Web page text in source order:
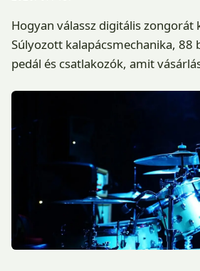
Hogyan válassz digitális zongorát
Súlyozott kalapácsmechanika, 88
pedál és csatlakozók, amit